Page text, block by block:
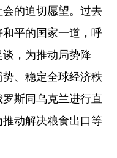
的迫切愿望。过去
平的国家一道，呼
，为推动局势降
、稳定全球经济秩
斯同乌克兰进行直
动解决粮食出口等